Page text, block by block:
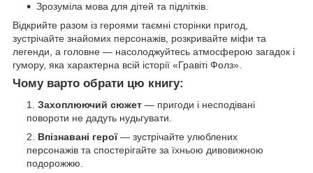
Зрозуміла мова для дітей та підлітків.
Відкрийте разом із героями таємні сторінки пригод,
зустрічайте знайомих персонажів, розкривайте міфи та
легенди, а головне — насолоджуйтесь атмосферою загадок і
гумору, яка характерна всій історії «Гравіті Фолз».
Чому варто обрати цю книгу:
Захоплюючий сюжет — пригоди і несподівані
повороти не дадуть нудьгувати.
Впізнавані герої— зустрічайте улюблених
персонажів та спостерігайте за їхньою дивовижною
подорожжю.